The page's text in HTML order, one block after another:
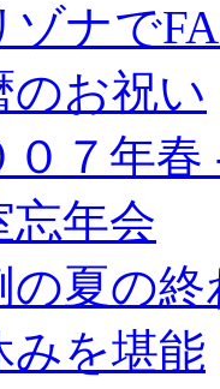
ゾナで
のお祝い
０７年
忘年会
の夏の
みを堪能